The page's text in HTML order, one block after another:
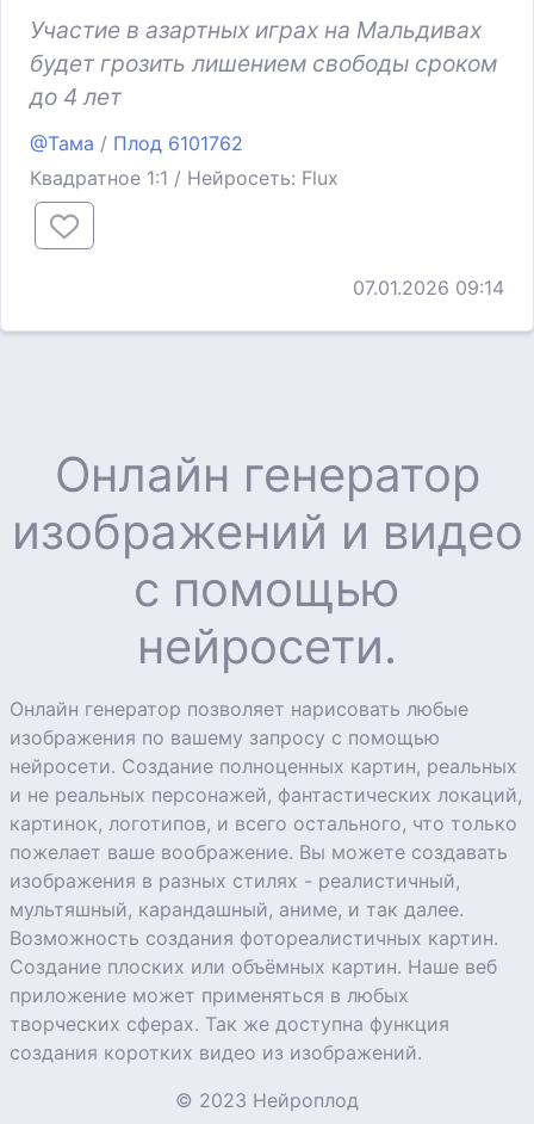
Участие в азартных играх на Мальдивах
будет грозить лишением свободы сроком
до 4 лет
@Тама / Плод 6101762
Квадратное 1:1 / Нейросеть: Flux
07.01.2026 09:14
Онлайн генератор
изображений и видео
с помощью
нейросети.
Онлайн генератор позволяет нарисовать любые
изображения по вашему запросу с помощью
нейросети. Создание полноценных картин, реальных
и не реальных персонажей, фантастических локаций,
картинок, логотипов, и всего остального, что только
пожелает ваше воображение. Вы можете создавать
изображения в разных стилях - реалистичный,
мультяшный, карандашный, аниме, и так далее.
Возможность создания фотореалистичных картин.
Создание плоских или объёмных картин. Наше веб
приложение может применяться в любых
творческих сферах. Так же доступна функция
создания коротких видео из изображений.
© 2023 Нейроплод